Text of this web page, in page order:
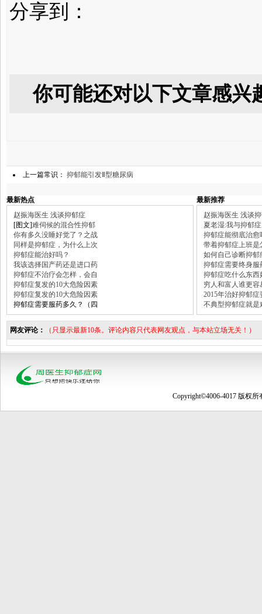
分享到：
你可能还对以下文章感兴
上一篇常识： 抑郁能引发Ⅱ型糖尿病
最新热点
最新推荐
赵振海医生 浅谈抑郁症
[图文]难伺候的混合性抑郁
你有多久没睡好觉了？之战
同样是抑郁症，为什么上次
抑郁症能治好吗？
我该选择国产药还是进口药
抑郁症不治疗会怎样，会自
抑郁症复发的10大危险因素
抑郁症复发的10大危险因素
抑郁症需要服药多久？（四
赵振海医生 浅谈
夏老湿:我与抑郁症
抑郁症能彻底治愈
带着抑郁症上班是
如何自己诊断抑郁
抑郁症需要终身服
抑郁症吃什么东西
穷人和富人谁更容
2015年治好抑郁症
不典型抑郁症就是
网友评论： （只显示最新10条。评论内容只代表网友观点，与本站立场无关！）
Copyright©4006-4017 版权